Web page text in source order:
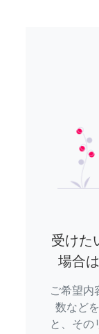
受けた
場合
ご希望内
数など
と、その